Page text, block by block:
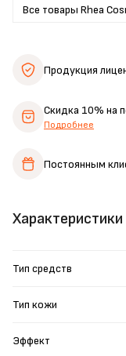
Все товары Rhea
Характеристики
Тип средств
Тип кожи
Эффект
Продукция
Скидка 10% на
Подробнее
Постоянным